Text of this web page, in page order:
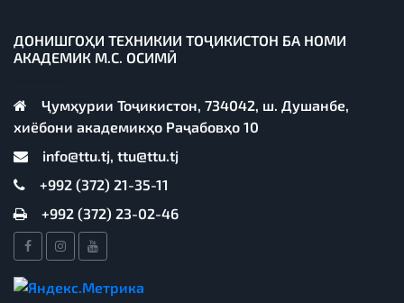
ДОНИШГОҲИ ТЕХНИКИИ ТОҶИКИСТОН БА НОМИ
АКАДЕМИК М.С. ОСИМӢ
Ҷумҳурии Тоҷикистон, 734042, ш. Душанбе,
хиёбони академикҳо Раҷабовҳо 10
info@ttu.tj, ttu@ttu.tj
+992 (372) 21-35-11
+992 (372) 23-02-46